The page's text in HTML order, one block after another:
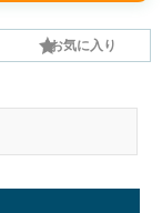
お気に入り